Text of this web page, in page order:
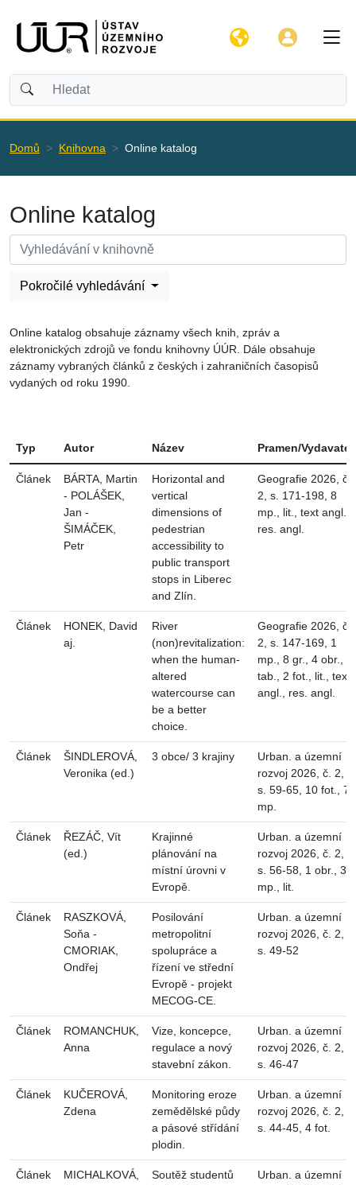
Domů Knihovna Online katalog
Online katalog
Pokročilé vyhledávání
Online katalog obsahuje záznamy všech knih, zpráv a
elektronických zdrojů ve fondu knihovny ÚÚR. Dále obsahuje
záznamy vybraných článků z českých i zahraničních časopisů
vydaných od roku 1990.
Typ Autor Název Pramen/Vydavatel
Článek
BÁRTA, Martin
- POLÁŠEK,
Jan -
ŠIMÁČEK,
Petr
Horizontal and
vertical
dimensions of
pedestrian
accessibility to
public transport
stops in Liberec
and Zlín.
Geografie 2026, č.
2, s. 171-198, 8
mp., lit., text angl.,
res. angl.
Článek
HONEK, David
aj.
River
(non)revitalization:
when the human-
altered
watercourse can
be a better
choice.
Geografie 2026, č.
2, s. 147-169, 1
mp., 8 gr., 4 obr., 2
tab., 2 fot., lit., text
angl., res. angl.
Článek
ŠINDLEROVÁ,
Veronika (ed.)
3 obce/ 3 krajiny
Urban. a územní
rozvoj 2026, č. 2,
s. 59-65, 10 fot., 7
mp.
Článek
ŘEZÁČ, Vít
(ed.)
Krajinné
plánování na
místní úrovni v
Evropě.
Urban. a územní
rozvoj 2026, č. 2,
s. 56-58, 1 obr., 3
mp., lit.
Článek
RASZKOVÁ,
Soňa -
CMORIAK,
Ondřej
Posilování
metropolitní
spolupráce a
řízení ve střední
Evropě - projekt
MECOG-CE.
Urban. a územní
rozvoj 2026, č. 2,
s. 49-52
Článek
ROMANCHUK,
Anna
Vize, koncepce,
regulace a nový
stavební zákon.
Urban. a územní
rozvoj 2026, č. 2,
s. 46-47
Článek
KUČEROVÁ,
Zdena
Monitoring eroze
zemědělské půdy
a pásové střídání
plodin.
Urban. a územní
rozvoj 2026, č. 2,
s. 44-45, 4 fot.
Článek
MICHALKOVÁ,
Soutěž studentů
Urban. a územní